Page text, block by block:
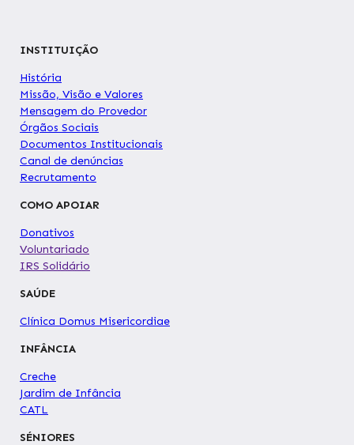
INSTITUIÇÃO
História
Missão, Visão e Valores
Mensagem do Provedor
Órgãos Sociais
Documentos Institucionais
Canal de denúncias
Recrutamento
COMO APOIAR
Donativos
Voluntariado
IRS Solidário
SAÚDE
Clínica Domus Misericordiae
INFÂNCIA
Creche
Jardim de Infância
CATL
SÉNIORES